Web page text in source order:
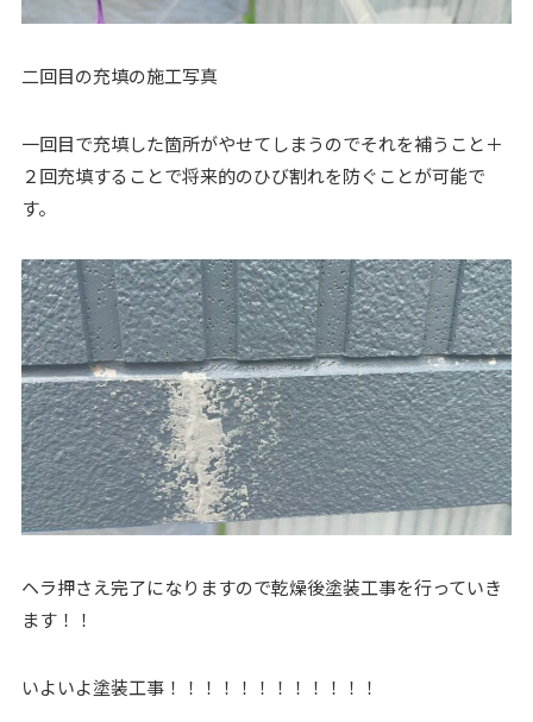
二回目の充填の施工写真
一回目で充填した箇所がやせてしまうのでそれを補うこと＋
２回充填することで将来的のひび割れを防ぐことが可能で
す。
ヘラ押さえ完了になりますので乾燥後塗装工事を行っていき
ます！！
いよいよ塗装工事！！！！！！！！！！！！